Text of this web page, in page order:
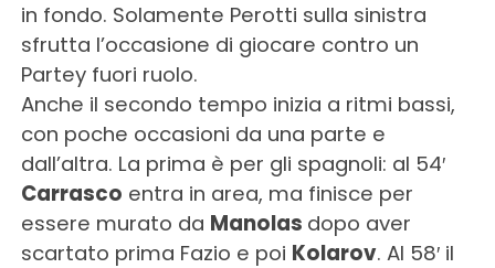
in fondo. Solamente Perotti sulla sinistra
sfrutta l’occasione di giocare contro un
Partey fuori ruolo.
Anche il secondo tempo inizia a ritmi bassi,
con poche occasioni da una parte e
dall’altra. La prima è per gli spagnoli: al 54′
Carrasco entra in area, ma finisce per
essere murato da Manolas dopo aver
scartato prima Fazio e poi Kolarov. Al 58′ il